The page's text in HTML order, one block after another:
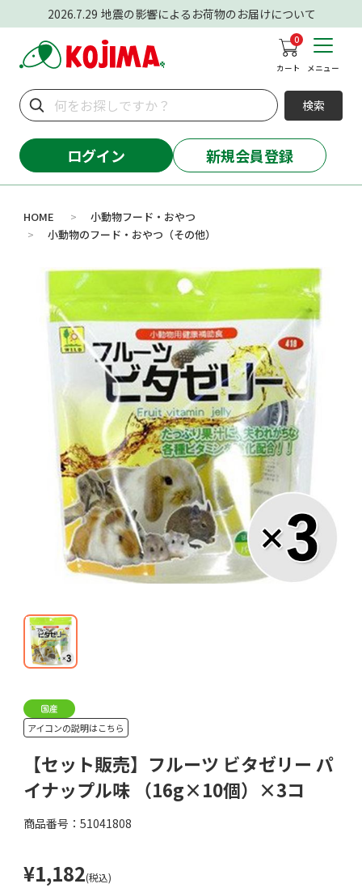
2026.7.29 地震の影響によるお荷物のお届けについて
0
カート メニュー
検索
ログイン 新規会員登録
HOME > 小動物フード・おやつ
> 小動物のフード・おやつ（その他）
アイコンの説明はこちら
【セット販売】フルーツ ビタゼリー パ
イナップル味 （16g×10個）×3コ
商品番号：51041808
¥1,182(税込)